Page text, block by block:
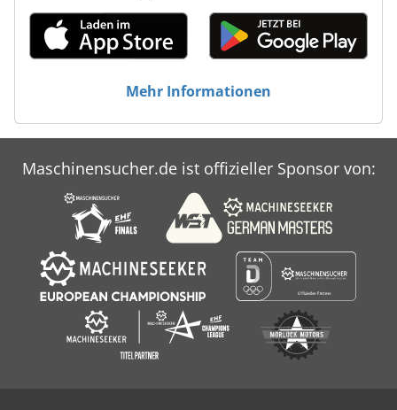
Mehr Informationen
Maschinensucher.de ist offizieller Sponsor von: